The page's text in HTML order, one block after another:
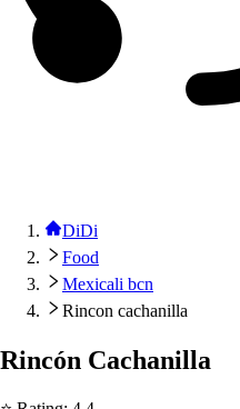
DiDi
Food
Mexicali bcn
Rincon cachanilla
Rincón Cachanilla